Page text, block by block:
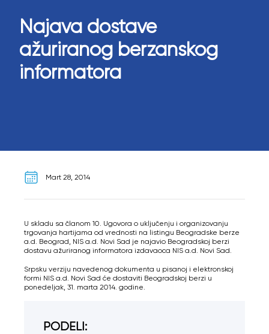
Najava dostave
ažuriranog berzanskog
informatora
Mart 28, 2014
U skladu sa članom 10. Ugovora o uključenju i organizovanju
trgovanja hartijama od vrednosti na listingu Beogradske berze
a.d. Beograd, NIS a.d. Novi Sad je najavio Beogradskoj berzi
dostavu ažuriranog informatora izdavaoca NIS a.d. Novi Sad.
Srpsku verziju navedenog dokumenta u pisanoj i elektronskoj
formi NIS a.d. Novi Sad će dostaviti Beogradskoj berzi u
ponedeljak, 31. marta 2014. godine.
PODELI: